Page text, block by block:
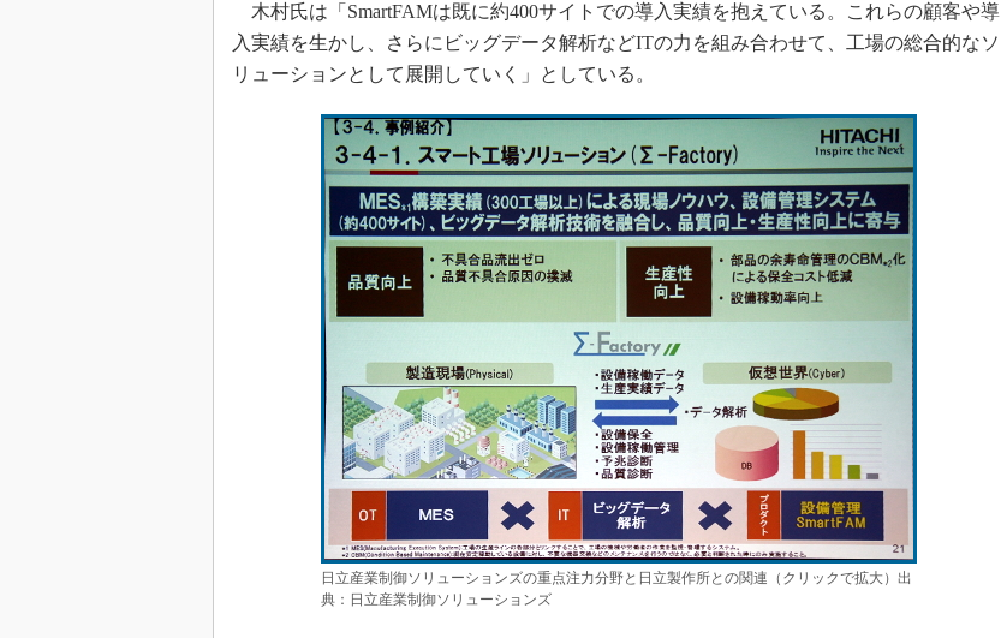
木村氏は「SmartFAMは既に約400サイトでの導入実績を抱えている。これらの顧客や導
入実績を生かし、さらにビッグデータ解析などITの力を組み合わせて、工場の総合的なソ
リューションとして展開していく」としている。
日立産業制御ソリューションズの重点注力分野と日立製作所との関連（クリックで拡大）出
典：日立産業制御ソリューションズ